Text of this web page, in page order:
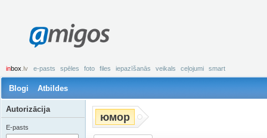
amigos
inbox .lv e-pasts spēles foto files iepazīšanās veikals ceļojumi smart
Blogi Atbildes
юмор
Autorizācija
E-pasts